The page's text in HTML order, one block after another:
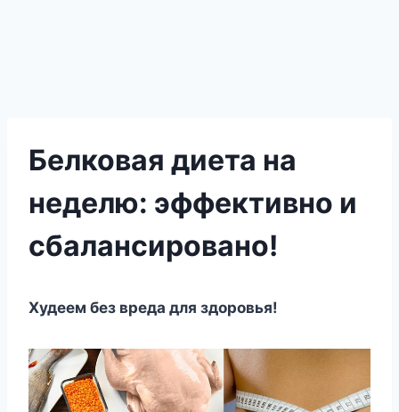
Белковая диета на
неделю: эффективно и
сбалансировано!
Худеем без вреда для здоровья!